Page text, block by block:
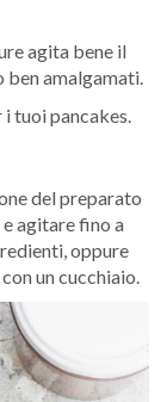
agita bene il
ben amalgamati.
tuoi pancakes.
del preparato
agitare fino a
oppure
un cucchiaio.